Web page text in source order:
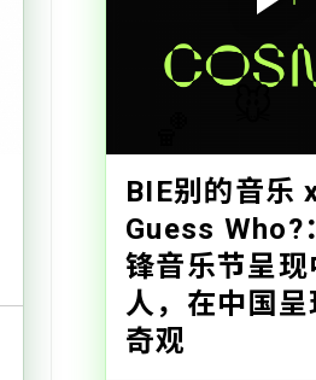
BIE别的音乐
Guess Who?
锋音乐节呈现
人，在中国
奇观